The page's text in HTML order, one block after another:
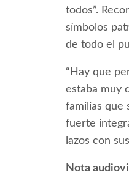
todos”.
símbolos
de todo el
“Hay que
estaba muy
familias que
fuerte
lazos con
Nota